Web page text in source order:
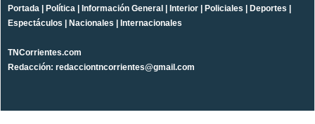
Portada Política Información General Interior Policiales Deportes
Espectáculos
Nacionales Internacionales
TNCorrientes.com
Redacción: redacciontncorrientes@gmail.com